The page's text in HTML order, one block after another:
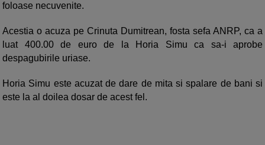
foloase necuvenite.
Acestia o acuza pe Crinuta Dumitrean, fosta sefa ANRP, ca a
luat 400.00 de euro de la Horia Simu ca sa-i aprobe
despagubirile uriase.
Horia Simu este acuzat de dare de mita si spalare de bani si
este la al doilea dosar de acest fel.